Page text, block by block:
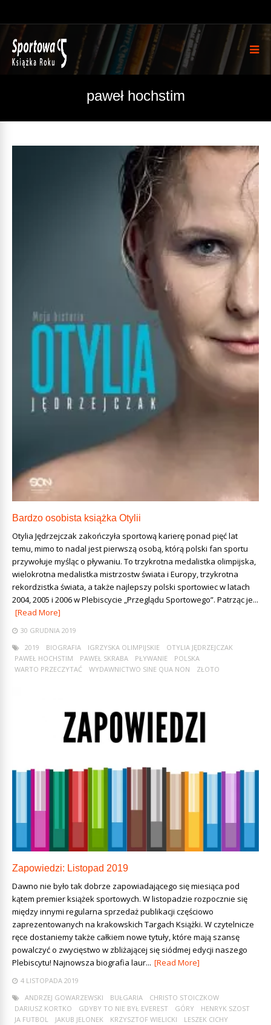
paweł hochstim
Bardzo osobista książka Otylii
Otylia Jędrzejczak zakończyła sportową karierę ponad pięć lat
temu, mimo to nadal jest pierwszą osobą, którą polski fan sportu
przywołuje myśląc o pływaniu. To trzykrotna medalistka olimpijska,
wielokrotna medalistka mistrzostw świata i Europy, trzykrotna
rekordzistka świata, a także najlepszy polski sportowiec w latach
2004, 2005 i 2006 w Plebiscycie „Przeglądu Sportowego”. Patrząc je...
[Read More]
30 GRUDNIA 2019
2019
BIOGRAFIA IGRZYSKA OLIMPIJSKIE
OTYLIA JĘDRZEJCZAK
PAWEŁ HOCHSTIM
PAWEŁ SKRABA PŁYWANIE
POLSKA
WARTO PRZECZYTAĆ
WYDAWNICTWO SINE QUA NON ZŁOTO
Zapowiedzi: Listopad 2019
Dawno nie było tak dobrze zapowiadającego się miesiąca pod
kątem premier książek sportowych. W listopadzie rozpocznie się
między innymi regularna sprzedaż publikacji częściowo
zaprezentowanych na krakowskich Targach Książki. W czytelnicze
ręce dostaniemy także całkiem nowe tytuły, które mają szansę
powalczyć o zwycięstwo w zbliżającej się siódmej edycji naszego
Plebiscytu! Najnowsza biografia laur... [Read More]
4 LISTOPADA 2019
ANDRZEJ GOWARZEWSKI
BUŁGARIA
CHRISTO STOICZKOW
DARIUSZ KORTKO
GDYBY TO NIE BYŁ EVEREST GÓRY
HENRYK SZOST
JA FUTBOL
JAKUB JELONEK KRZYSZTOF WIELICKI
LESZEK CICHY